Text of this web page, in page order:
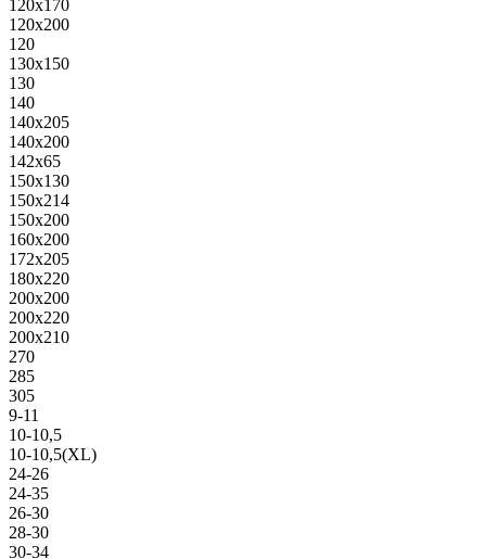
120х170
120х200
120
130х150
130
140
140х205
140х200
142х65
150х130
150х214
150х200
160х200
172х205
180х220
200х200
200х220
200х210
270
285
305
9-11
10-10,5
10-10,5(XL)
24-26
24-35
26-30
28-30
30-34